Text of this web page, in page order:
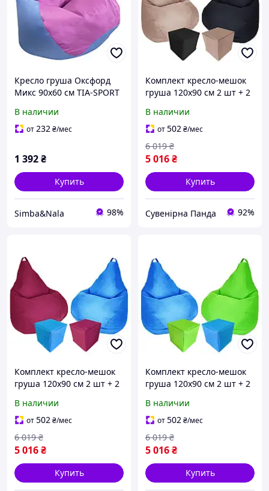
Кресло груша Оксфорд
Микс 90x60 см TIA-SPORT
В наличии
от232₴/мес
1 392₴
Купить
Simba&Nala 98%
Комплект кресло-мешок
груша 120x90 см 2 шт + 2
бежевый/черный (sm-
0619-10)
В наличии
от502₴/мес
5 016₴
6 019 ₴
Купить
Сувенірна Панда 92%
Комплект кресло-мешок
груша 120x90 см 2 шт + 2
бордовый/голубой (sm-
0619-11)
В наличии
от502₴/мес
5 016₴
6 019 ₴
Купить
Комплект кресло-мешок
груша 120x90 см 2 шт + 2
голубой/салатовый (sm-
0619-13)
В наличии
от502₴/мес
5 016₴
6 019 ₴
Купить